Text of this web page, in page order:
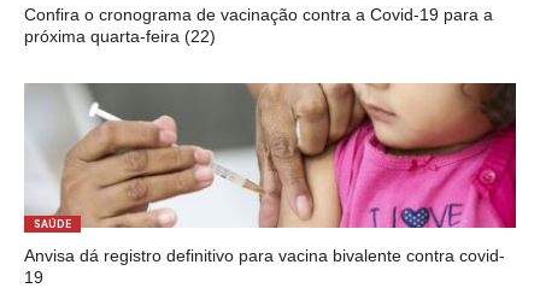
Confira o cronograma de vacinação contra a Covid-19 para a
próxima quarta-feira (22)
SAÚDE
Anvisa dá registro definitivo para vacina bivalente contra covid-
19